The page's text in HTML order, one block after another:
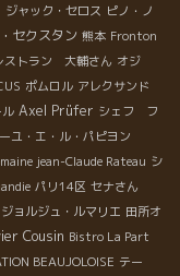
ジャック・セロス ピノ・ノ
セクスタン 熊本 Fronton
ストラン 大輔さん オジ
ポムロル アレクサンド
Axel Prüfer シェフ フ
ユ・エ・ル・パピヨン
jean-Claude Rateau シ
パリ14区 セナさん
ジョルジュ・ルマリエ 田所オ
Cousin Bistro La Part
BEAUJOLOISE テー